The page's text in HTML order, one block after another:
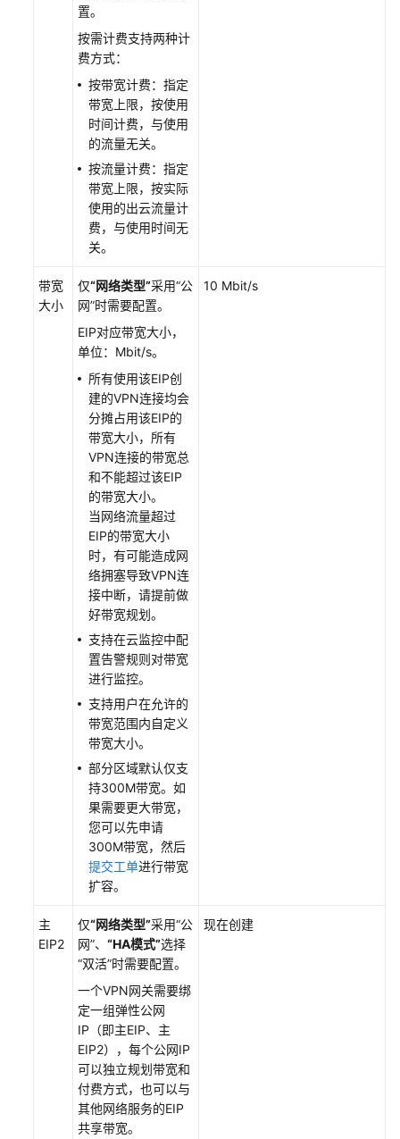
置。
按需计费支持两种计
费方式：
按带宽计费：指定
带宽上限，按使用
时间计费，与使用
的流量无关。
按流量计费：指定
带宽上限，按实际
使用的出云流量计
费，与使用时间无
关。
带宽
大小
仅“网络类型”采用“公
网”时需要配置。
EIP对应带宽大小，
单位：Mbit/s。
所有使用该EIP创
建的VPN连接均会
分摊占用该EIP的
带宽大小，所有
VPN连接的带宽总
和不能超过该EIP
的带宽大小。
当网络流量超过
EIP的带宽大小
时，有可能造成网
络拥塞导致VPN连
接中断，请提前做
好带宽规划。
支持在云监控中配
置告警规则对带宽
进行监控。
支持用户在允许的
带宽范围内自定义
带宽大小。
部分区域默认仅支
持300M带宽。如
果需要更大带宽，
您可以先申请
300M带宽，然后
提交工单进行带宽
扩容。
10 Mbit/s
主
EIP2
仅“网络类型”采用“公
网”、 “HA模式”选择
“双活”时需要配置。
一个VPN网关需要绑
定一组弹性公网
IP（即主EIP、主
EIP2），每个公网IP
可以独立规划带宽和
付费方式，也可以与
其他网络服务的EIP
共享带宽。
现在创建